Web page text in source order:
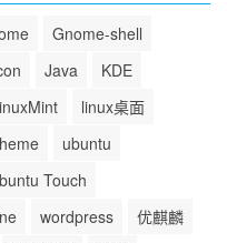
Gnome-shell
Java
KDE
linux桌面
ubuntu
Touch
wordpress
优麒麟